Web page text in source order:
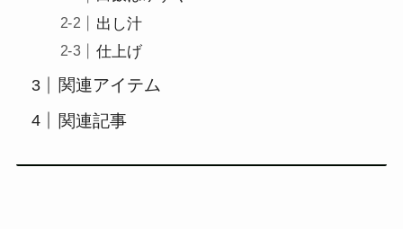
出し汁
仕上げ
関連アイテム
関連記事